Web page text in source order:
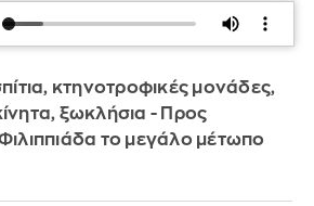
κτηνοτροφικές μονάδες,
ξωκλήσια - Προς
το μεγάλο μέτωπο